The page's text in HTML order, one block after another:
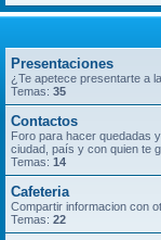
Presentaciones
¿Te apetece presentarte a
Temas: 35
Contactos
Foro para hacer quedadas
ciudad, país y con quien te
Temas: 14
Cafeteria
Compartir informacion con
Temas: 22